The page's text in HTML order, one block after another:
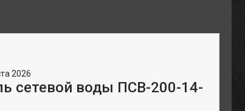
2026
сетевой воды ПСВ-200-14-